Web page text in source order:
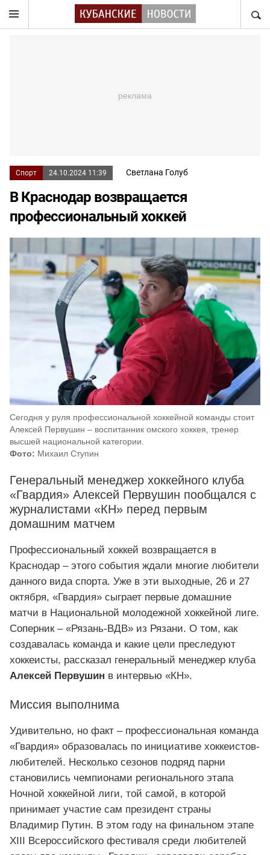
Спорт 24.10.2024 11:39 Светлана Голуб
В Краснодар возвращается
профессиональный хоккей
Сегодня у руля профессиональной хоккейной команды стоит
Алексей Первушин – воспитанник омского хоккея, тренер
высшей национальной категории.
Фото: Михаил Ступин
Генеральный менеджер хоккейного клуба
«Гвардия» Алексей Первушин пообщался с
журналистами «КН» перед первым
домашним матчем
Профессиональный хоккей возвращается в
Краснодар – этого события ждали многие любители
данного вида спорта. Уже в эти выходные, 26 и 27
октября, «Гвардия» сыграет первые домашние
матчи в Национальной молодежной хоккейной лиге.
Соперник – «Рязань-ВДВ» из Рязани. О том, как
создавалась команда и какие цели преследуют
хоккеисты, рассказал генеральный менеджер клуба
Алексей Первушин в интервью «КН».
Миссия выполнима
Удивительно, но факт – профессиональная команда
«Гвардия» образовалась по инициативе хоккеистов-
любителей. Несколько сезонов подряд парни
становились чемпионами регионального этапа
Ночной хоккейной лиги, той самой, в которой
принимает участие сам президент страны
Владимир Путин. В этом году на финальном этапе
XIII Всероссийского фестиваля среди любителей